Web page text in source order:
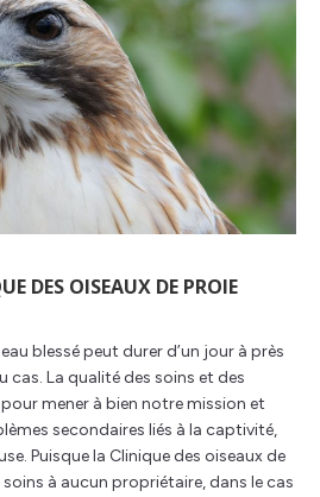
DES OISEAUX DE PROIE
blessé peut durer d’un jour à près
cas. La qualité des soins et des
mener à bien notre mission et
secondaires liés à la captivité,
Puisque la Clinique des oiseaux de
à aucun propriétaire, dans le cas